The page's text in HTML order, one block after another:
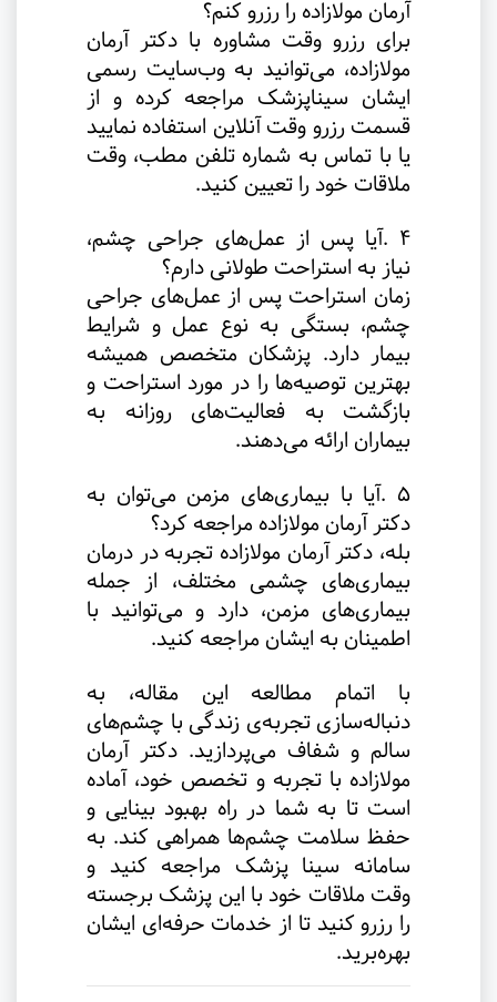
آرمان مولازاده را رزرو کنم؟
برای رزرو وقت مشاوره با دکتر آرمان
مولازاده، می‌توانید به وب‌سایت رسمی
ایشان سیناپزشک مراجعه کرده و از
قسمت رزرو وقت آنلاین استفاده نمایید
یا با تماس به شماره تلفن مطب، وقت
ملاقات خود را تعیین کنید.
۴ .آیا پس از عمل‌های جراحی چشم،
نیاز به استراحت طولانی دارم؟
زمان استراحت پس از عمل‌های جراحی
چشم، بستگی به نوع عمل و شرایط
بیمار دارد. پزشکان متخصص همیشه
بهترین توصیه‌ها را در مورد استراحت و
بازگشت به فعالیت‌های روزانه به
بیماران ارائه می‌دهند.
۵ .آیا با بیماری‌های مزمن می‌توان به
دکتر آرمان مولازاده مراجعه کرد؟
بله، دکتر آرمان مولازاده تجربه در درمان
بیماری‌های چشمی مختلف، از جمله
بیماری‌های مزمن، دارد و می‌توانید با
اطمینان به ایشان مراجعه کنید.
با اتمام مطالعه این مقاله، به
دنباله‌سازی تجربه‌ی زندگی با چشم‌های
سالم و شفاف می‌پردازید. دکتر آرمان
مولازاده با تجربه و تخصص خود، آماده
است تا به شما در راه بهبود بینایی و
حفظ سلامت چشم‌ها همراهی کند. به
سامانه سینا پزشک مراجعه کنید و
وقت ملاقات خود با این پزشک برجسته
را رزرو کنید تا از خدمات حرفه‌ای ایشان
بهره‌برید.